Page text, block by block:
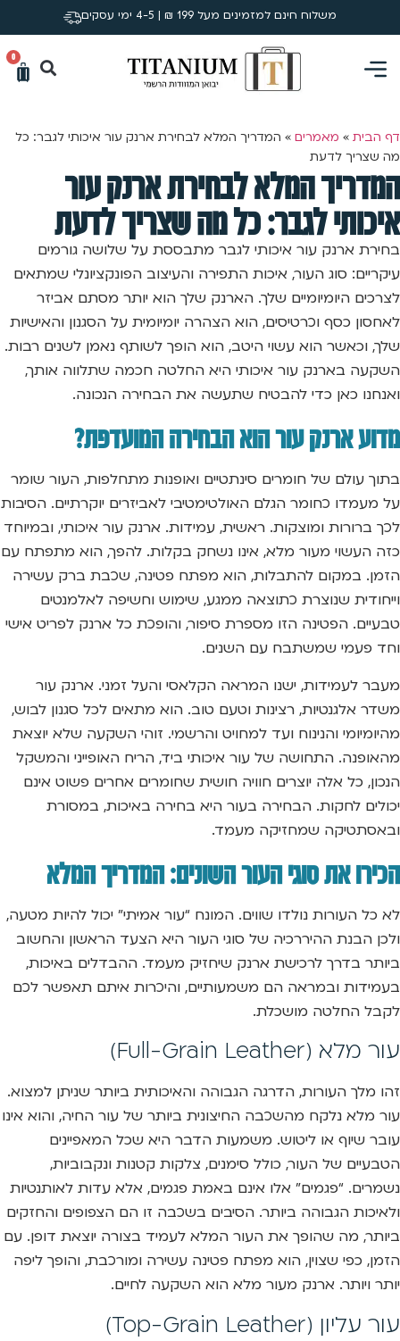
משלוח חינם למזמינים מעל 199 ₪ | 4-5 ימי עסקים
0
דף הבית » מאמרים » המדריך המלא לבחירת ארנק עור איכותי לגבר: כל
מה שצריך לדעת
המדריך המלא לבחירת ארנק עור
איכותי לגבר: כל מה שצריך לדעת
בחירת ארנק עור איכותי לגבר מתבססת על שלושה גורמים
עיקריים: סוג העור, איכות התפירה והעיצוב הפונקציונלי שמתאים
לצרכים היומיומיים שלך. הארנק שלך הוא יותר מסתם אביזר
לאחסון כסף וכרטיסים, הוא הצהרה יומיומית על הסגנון והאישיות
שלך, וכאשר הוא עשוי היטב, הוא הופך לשותף נאמן לשנים רבות.
השקעה בארנק עור איכותי היא החלטה חכמה שתלווה אותך,
ואנחנו כאן כדי להבטיח שתעשה את הבחירה הנכונה.
מדוע ארנק עור הוא הבחירה המועדפת?
בתוך עולם של חומרים סינתטיים ואופנות מתחלפות, העור שומר
על מעמדו כחומר הגלם האולטימטיבי לאביזרים יוקרתיים. הסיבות
לכך ברורות ומוצקות. ראשית, עמידות. ארנק עור איכותי, ובמיוחד
כזה העשוי מעור מלא, אינו נשחק בקלות. להפך, הוא מתפתח עם
הזמן. במקום להתבלות, הוא מפתח פטינה, שכבת ברק עשירה
וייחודית שנוצרת כתוצאה ממגע, שימוש וחשיפה לאלמנטים
טבעיים. הפטינה הזו מספרת סיפור, והופכת כל ארנק לפריט אישי
וחד פעמי שמשתבח עם השנים.
מעבר לעמידות, ישנו המראה הקלאסי והעל זמני. ארנק עור
משדר אלגנטיות, רצינות וטעם טוב. הוא מתאים לכל סגנון לבוש,
מהיומיומי והנינוח ועד למחויט והרשמי. זוהי השקעה שלא יוצאת
מהאופנה. התחושה של עור איכותי ביד, הריח האופייני והמשקל
הנכון, כל אלה יוצרים חוויה חושית שחומרים אחרים פשוט אינם
יכולים לחקות. הבחירה בעור היא בחירה באיכות, במסורת
ובאסתטיקה שמחזיקה מעמד.
הכירו את סוגי העור השונים: המדריך המלא
לא כל העורות נולדו שווים. המונח “עור אמיתי” יכול להיות מטעה,
ולכן הבנת ההיררכיה של סוגי העור היא הצעד הראשון והחשוב
ביותר בדרך לרכישת ארנק שיחזיק מעמד. ההבדלים באיכות,
בעמידות ובמראה הם משמעותיים, והיכרות איתם תאפשר לכם
לקבל החלטה מושכלת.
עור מלא (Full-Grain Leather)
זהו מלך העורות, הדרגה הגבוהה והאיכותית ביותר שניתן למצוא.
עור מלא נלקח מהשכבה החיצונית ביותר של עור החיה, והוא אינו
עובר שיוף או ליטוש. משמעות הדבר היא שכל המאפיינים
הטבעיים של העור, כולל סימנים, צלקות קטנות ונקבוביות,
נשמרים. “פגמים” אלו אינם באמת פגמים, אלא עדות לאותנטיות
ולאיכות הגבוהה ביותר. הסיבים בשכבה זו הם הצפופים והחזקים
ביותר, מה שהופך את העור המלא לעמיד בצורה יוצאת דופן. עם
הזמן, כפי שצוין, הוא מפתח פטינה עשירה ומורכבת, והופך ליפה
יותר ויותר. ארנק מעור מלא הוא השקעה לחיים.
עור עליון (Top-Grain Leather)